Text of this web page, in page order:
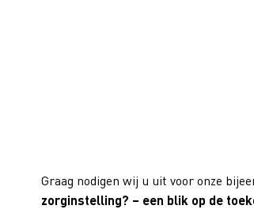
Graag nodigen wij u uit voor onze
zorginstelling? – een blik op de